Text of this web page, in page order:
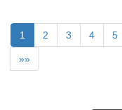
1 2 3 4 5
»»